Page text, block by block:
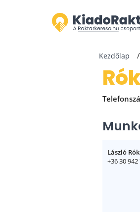
Kezdőlap
László
+36 30 942